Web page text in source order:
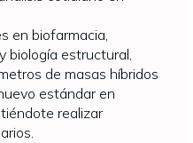
en biofarmacia,
biología estructural,
de masas híbridos
estándar en
realizar